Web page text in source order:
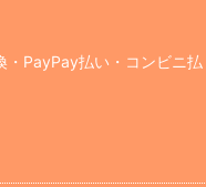
・PayPay払い・コンビニ払